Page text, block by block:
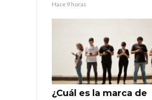
Hace 9 horas
¿Cuál es la marca de